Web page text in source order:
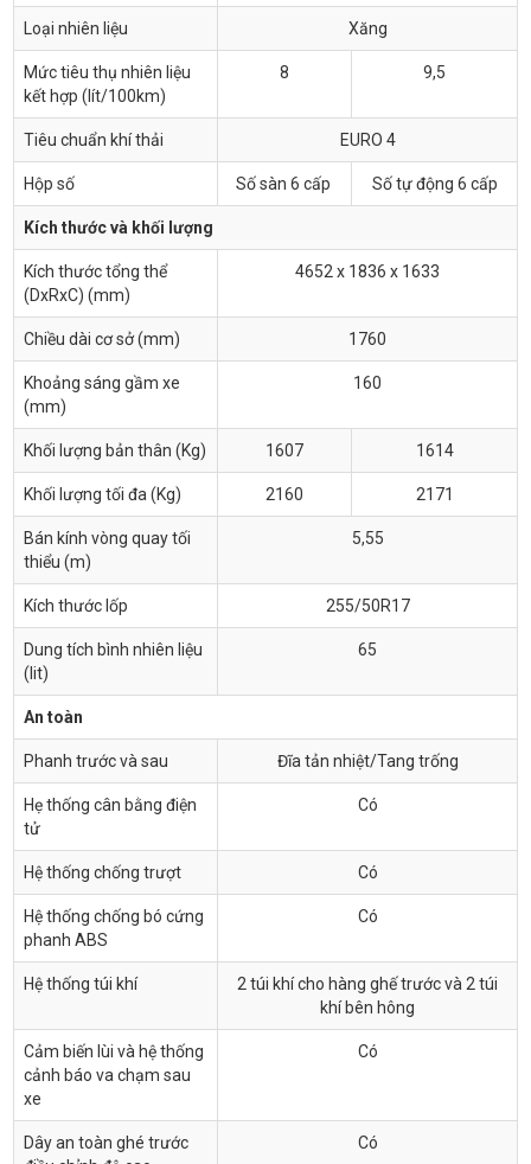
Loại nhiên liệu Xăng
Mức tiêu thụ nhiên liệu
kết hợp (lít/100km)
8 9,5
Tiêu chuẩn khí thải EURO 4
Hộp số Số sàn 6 cấp Số tự động 6 cấp
Kích thước và khối lượng
Kích thước tổng thể
(DxRxC) (mm)
4652 x 1836 x 1633
Chiều dài cơ sở (mm) 1760
Khoảng sáng gầm xe
(mm)
160
Khối lượng bản thân (Kg) 1607 1614
Khối lượng tối đa (Kg) 2160 2171
Bán kính vòng quay tối
thiểu (m)
5,55
Kích thước lốp 255/50R17
Dung tích bình nhiên liệu
(lit)
65
An toàn
Phanh trước và sau Đĩa tản nhiệt/Tang trống
Hẹ thống cân bằng điện
tử
Có
Hệ thống chống trượt Có
Hệ thống chống bó cứng
phanh ABS
Có
Hệ thống túi khí
2 túi khí cho hàng ghế trước và 2 túi
khí bên hông
Cảm biến lùi và hệ thống
cảnh báo va chạm sau
xe
Có
Dây an toàn ghé trước
Có